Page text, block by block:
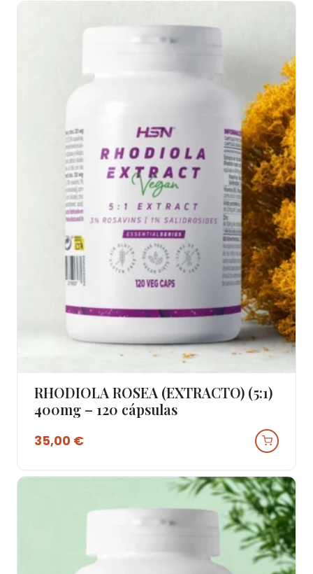
Ver Produto
RHODIOLA ROSEA (EXTRACTO) (5:1)
400mg – 120 cápsulas
35,00 €